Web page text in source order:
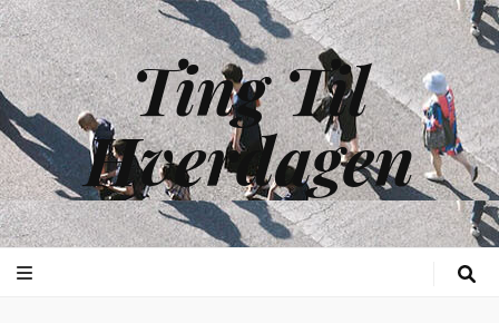
Ting Til
Hverdagen